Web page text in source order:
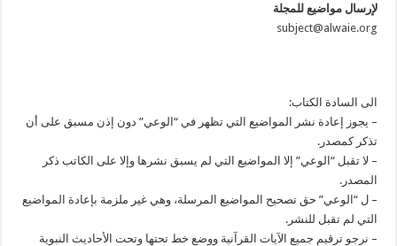
لإرسال مواضيع للمجلة
subject@alwaie.org
الى السادة الكتاب:
– يجوز إعادة نشر المواضيع التي تظهر في “الوعي” دون إذن مسبق على أن
تذكر كمصدر.
– لا تقبل “الوعي” إلا المواضيع التي لم يسبق نشرها وإلا على الكاتب ذكر
المصدر.
– ل “الوعي” حق تصحيح المواضيع المرسلة، وهي غير ملزمة بإعادة المواضيع
التي لم تقبل للنشر.
– نرجو ترقيم جميع الآيات القرآنية ووضع خط تحتها وتحت الأحاديث النبوية